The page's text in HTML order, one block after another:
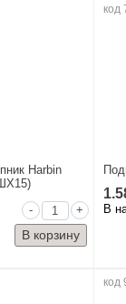
Harbin
- +
код
В
код